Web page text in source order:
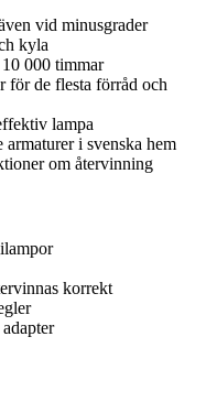
vid minusgrader
kyla
000 timmar
för de flesta förråd och
lampa
armaturer i svenska hem
om återvinning
korrekt